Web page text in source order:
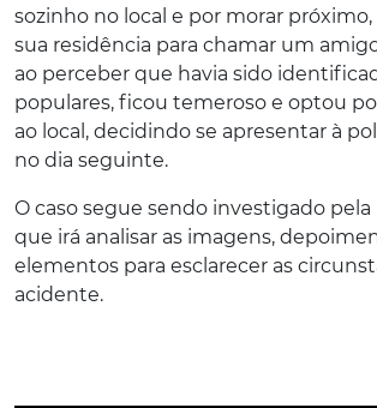
sozinho no local e por morar
sua residência para chamar um
ao perceber que havia sido
populares, ficou temeroso e optou
ao local, decidindo se apresentar à
no dia seguinte.
O caso segue sendo investigado pela
que irá analisar as imagens,
elementos para esclarecer as
acidente.